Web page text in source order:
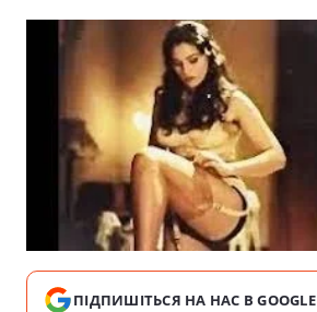
ПІДПИШІТЬСЯ НА НАС В GOOGLE